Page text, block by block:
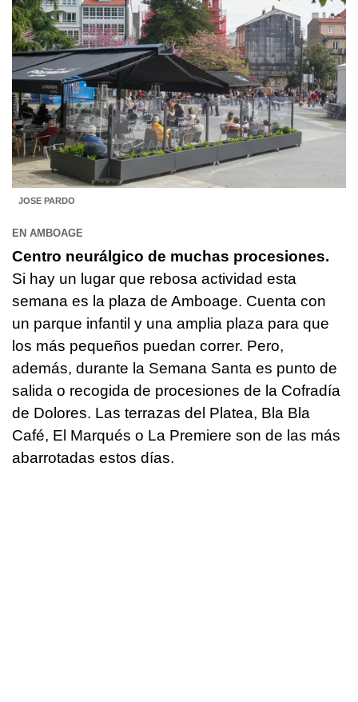
JOSE PARDO
EN AMBOAGE
Centro neurálgico de muchas procesiones.
Si hay un lugar que rebosa actividad esta
semana es la plaza de Amboage. Cuenta con
un parque infantil y una amplia plaza para que
los más pequeños puedan correr. Pero,
además, durante la Semana Santa es punto de
salida o recogida de procesiones de la Cofradía
de Dolores. Las terrazas del Platea, Bla Bla
Café, El Marqués o La Premiere son de las más
abarrotadas estos días.